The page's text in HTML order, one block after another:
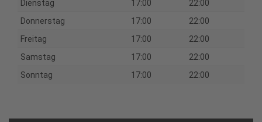
Dienstag
17:00
22:00
Donnerstag
17:00
22:00
Freitag
17:00
22:00
Samstag
17:00
22:00
Sonntag
17:00 22:00